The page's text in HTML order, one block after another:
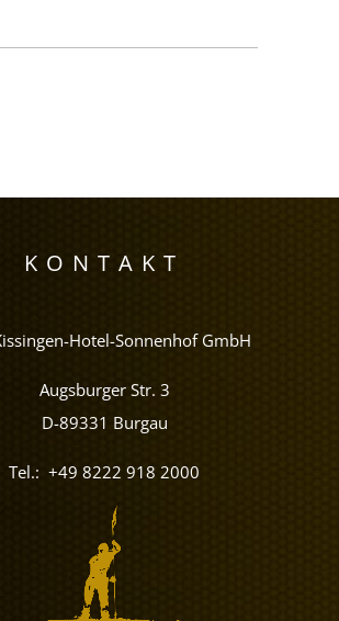
KONTAKT
Hotel-Sonnenhof GmbH
Augsburger Str. 3
D-89331 Burgau
Tel.: +49 8222 918 2000